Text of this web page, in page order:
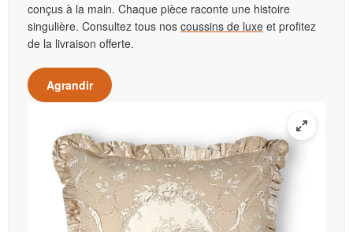
conçus à la main. Chaque pièce raconte une histoire
singulière. Consultez tous nos coussins de luxe et profitez
de la livraison offerte.
Agrandir